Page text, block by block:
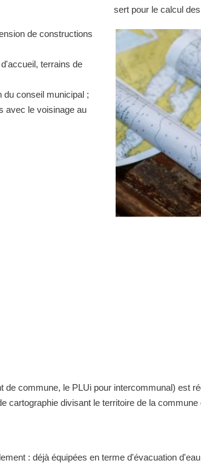
de constructions
terrains de
du conseil municipal ;
avec le voisinage au
sert pour le calcul
commune, le PLUi pour intercommunal) est
cartographie divisant le territoire de la commune
: déjà équipées en terme d'évacuation